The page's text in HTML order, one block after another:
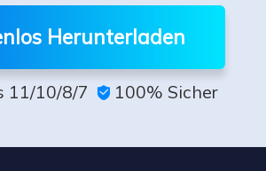
Herunterladen
11/10/8/7  100% Sicher